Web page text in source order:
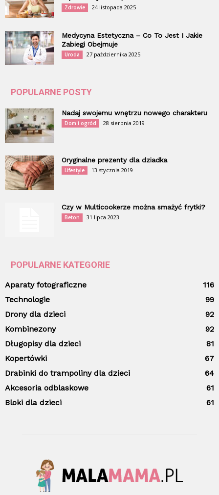
Zdrowie 24 listopada 2025
Medycyna Estetyczna – Co To Jest I Jakie
Zabiegi Obejmuje
Uroda 27 października 2025
POPULARNE POSTY
Nadaj swojemu wnętrzu nowego charakteru
Dom i ogród 28 sierpnia 2019
Oryginalne prezenty dla dziadka
Lifestyle 13 stycznia 2019
Czy w Multicookerze można smażyć frytki?
Beton 31 lipca 2023
POPULARNE KATEGORIE
Aparaty fotograficzne
116
Technologie
99
Drony dla dzieci
92
Kombinezony
92
Długopisy dla dzieci
81
Kopertówki
67
Drabinki do trampoliny dla dzieci
64
Akcesoria odblaskowe
61
Bloki dla dzieci
61